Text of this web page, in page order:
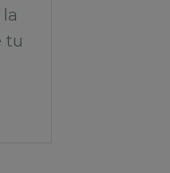
tu